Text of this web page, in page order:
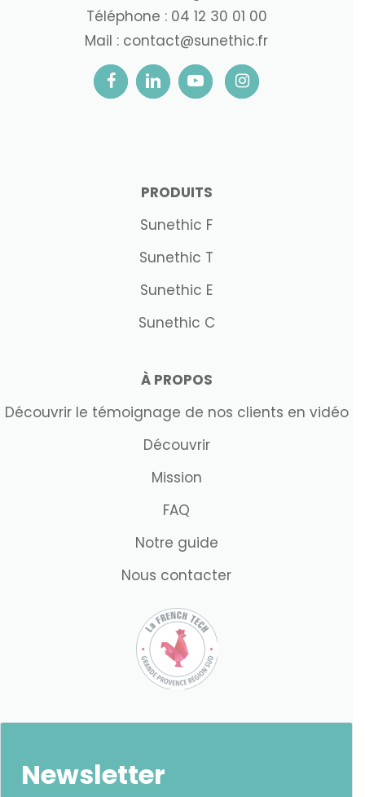
Téléphone : 04 12 30 01 00
Mail : contact@sunethic.fr
PRODUITS
Sunethic F
Sunethic T
Sunethic E
Sunethic C
À PROPOS
Découvrir le témoignage de nos clients en vidéo
Découvrir
Mission
FAQ
Notre guide
Nous contacter
Newsletter